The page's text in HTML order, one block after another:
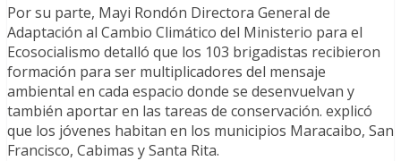
Por su parte, Mayi Rondón Directora General de
Adaptación al Cambio Climático del Ministerio para el
Ecosocialismo detalló que los 103 brigadistas recibieron
formación para ser multiplicadores del mensaje
ambiental en cada espacio donde se desenvuelvan y
también aportar en las tareas de conservación. explicó
que los jóvenes habitan en los municipios Maracaibo, San
Francisco, Cabimas y Santa Rita.